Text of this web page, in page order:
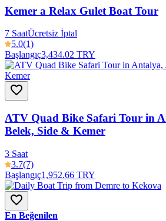
Kemer a Relax Gulet Boat Tour
7 SaatÜcretsiz İptal
5.0(1)
Başlangıç3,434.02 TRY
ATV Quad Bike Safari Tour in
Belek, Side & Kemer
3 Saat
3.7(7)
Başlangıç1,952.66 TRY
En Beğenilen